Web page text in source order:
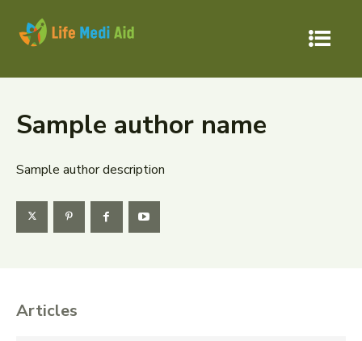
Sample author name
Sample author description
Articles